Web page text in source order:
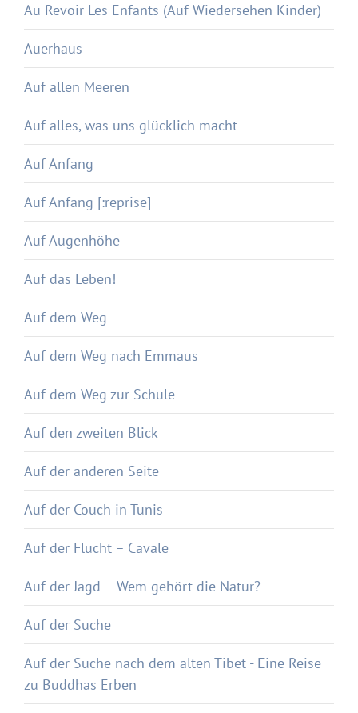
Au Revoir Les Enfants (Auf Wiedersehen Kinder)
Auerhaus
Auf allen Meeren
Auf alles, was uns glücklich macht
Auf Anfang
Auf Anfang [:reprise]
Auf Augenhöhe
Auf das Leben!
Auf dem Weg
Auf dem Weg nach Emmaus
Auf dem Weg zur Schule
Auf den zweiten Blick
Auf der anderen Seite
Auf der Couch in Tunis
Auf der Flucht – Cavale
Auf der Jagd – Wem gehört die Natur?
Auf der Suche
Auf der Suche nach dem alten Tibet - Eine Reise
zu Buddhas Erben